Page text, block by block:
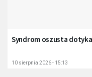
Syndrom oszusta
10 sierpnia 2026 - 15:13